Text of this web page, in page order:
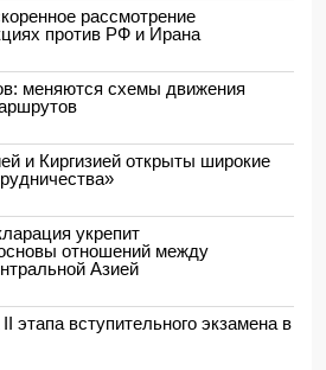
рассмотрение
против РФ и Ирана
меняются схемы движения
и Киргизией открыты широкие
укрепит
отношений между
Азией
этапа вступительного экзамена в